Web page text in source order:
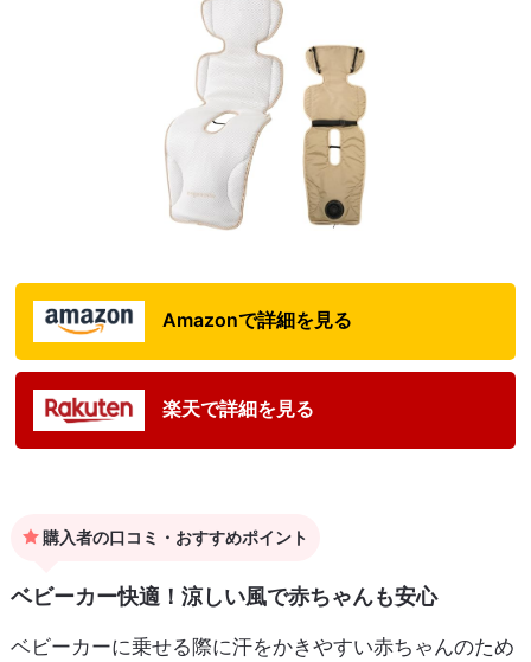
Amazonで詳細を見る
楽天で詳細を見る
購入者の口コミ・おすすめポイント
ベビーカー快適！涼しい風で赤ちゃんも安心
ベビーカーに乗せる際に汗をかきやすい赤ちゃんのため